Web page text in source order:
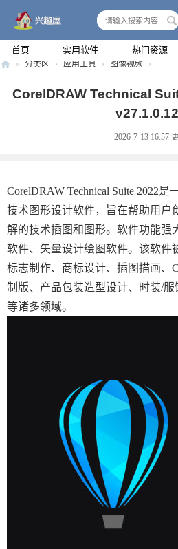
首页 实用软件 热门资源
» 分类区 › 应用工具 › 图像视频 ›
CorelDRAW Technical
2026-7-13 16:57
CorelDRAW Technical Suite 2022
技术图形设计软件，旨在帮助用户
解的技术插图和图形。软件功能强
软件、矢量设计绘图软件。该软件
标志制作、商标设计、插图描画、
制版、产品包装造型设计、时装/
等诸多领域。